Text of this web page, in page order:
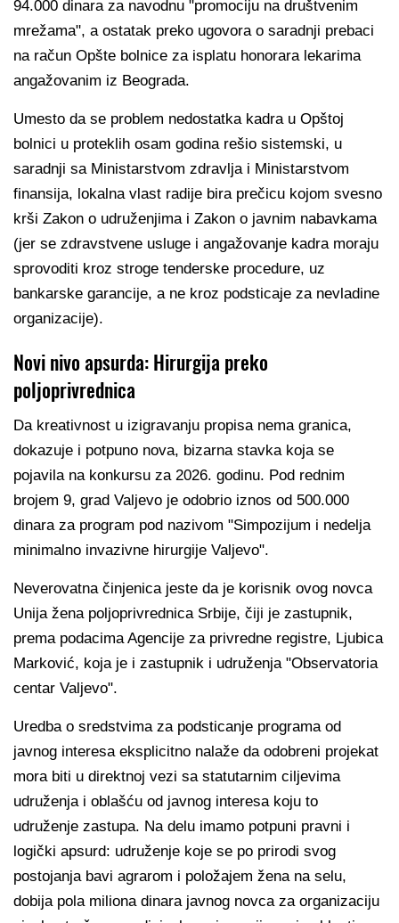
94.000 dinara za navodnu "promociju na društvenim
mrežama", a ostatak preko ugovora o saradnji prebaci
na račun Opšte bolnice za isplatu honorara lekarima
angažovanim iz Beograda.
Umesto da se problem nedostatka kadra u Opštoj
bolnici u proteklih osam godina rešio sistemski, u
saradnji sa Ministarstvom zdravlja i Ministarstvom
finansija, lokalna vlast radije bira prečicu kojom svesno
krši Zakon o udruženjima i Zakon o javnim nabavkama
(jer se zdravstvene usluge i angažovanje kadra moraju
sprovoditi kroz stroge tenderske procedure, uz
bankarske garancije, a ne kroz podsticaje za nevladine
organizacije).
Novi nivo apsurda: Hirurgija preko
poljoprivrednica
Da kreativnost u izigravanju propisa nema granica,
dokazuje i potpuno nova, bizarna stavka koja se
pojavila na konkursu za 2026. godinu. Pod rednim
brojem 9, grad Valjevo je odobrio iznos od 500.000
dinara za program pod nazivom "Simpozijum i nedelja
minimalno invazivne hirurgije Valjevo".
Neverovatna činjenica jeste da je korisnik ovog novca
Unija žena poljoprivrednica Srbije, čiji je zastupnik,
prema podacima Agencije za privredne registre, Ljubica
Marković, koja je i zastupnik i udruženja "Observatoria
centar Valjevo".
Uredba o sredstvima za podsticanje programa od
javnog interesa eksplicitno nalaže da odobreni projekat
mora biti u direktnoj vezi sa statutarnim ciljevima
udruženja i oblašću od javnog interesa koju to
udruženje zastupa. Na delu imamo potpuni pravni i
logički apsurd: udruženje koje se po prirodi svog
postojanja bavi agrarom i položajem žena na selu,
dobija pola miliona dinara javnog novca za organizaciju